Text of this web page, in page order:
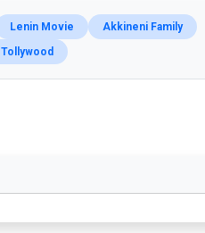
Lenin Movie
Akkineni Family
Tollywood